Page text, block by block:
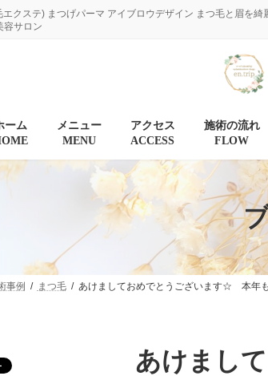
クステ) まつげパーマ アイブロウデザイン まつ毛と眉を
容サロン
ーム
メニュー
MENU
アクセス
ACCESS
施術の流れ
FLOW
事例 まつ毛 あけましておめでとうございます☆ 本年
あけまし